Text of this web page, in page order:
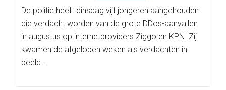
De politie heeft dinsdag vijf jongeren aangehouden
die verdacht worden van de grote DDos-aanvallen
in augustus op internetproviders Ziggo en KPN. Zij
kwamen de afgelopen weken als verdachten in
beeld…